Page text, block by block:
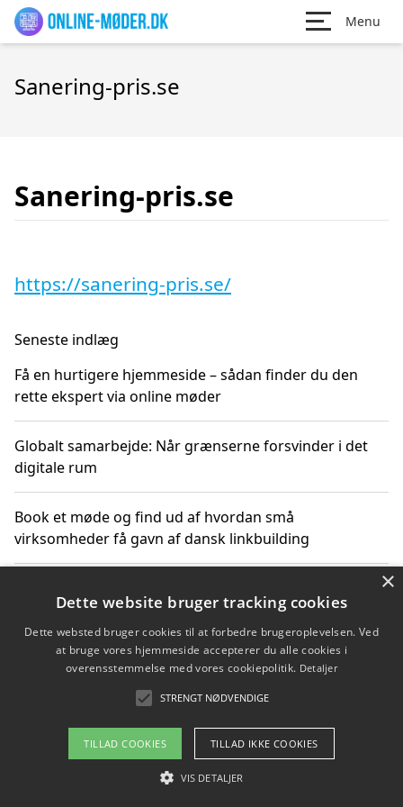
Menu
Sanering-pris.se
Sanering-pris.se
https://sanering-pris.se/
Seneste indlæg
Få en hurtigere hjemmeside – sådan finder du den
rette ekspert via online møder
Globalt samarbejde: Når grænserne forsvinder i det
digitale rum
Book et møde og find ud af hvordan små
virksomheder få gavn af dansk linkbuilding
får du indgår et samarbejde
Hold et møde med en WordPress ekspert og vælg den
mest professionelle til at vedligeholde din løsning
Copyright 2026 - Pilanto Aps
Om / kontakt
×
Dette website bruger tracking cookies
Dette websted bruger cookies til at forbedre brugeroplevelsen. Ved
at bruge vores hjemmeside accepterer du alle cookies i
overensstemmelse med vores cookiepolitik. Detaljer
STRENGT NØDVENDIGE
TILLAD COOKIES TILLAD IKKE COOKIES
VIS DETALJER